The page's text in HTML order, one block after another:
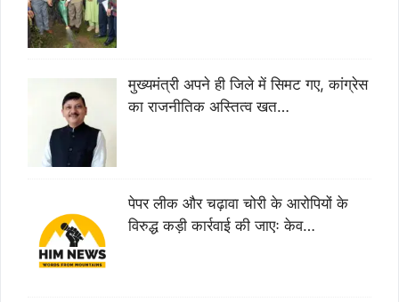
मुख्यमंत्री अपने ही जिले में सिमट गए, कांग्रेस
का राजनीतिक अस्तित्व खत…
पेपर लीक और चढ़ावा चोरी के आरोपियों के
विरुद्ध कड़ी कार्रवाई की जाएः केव…